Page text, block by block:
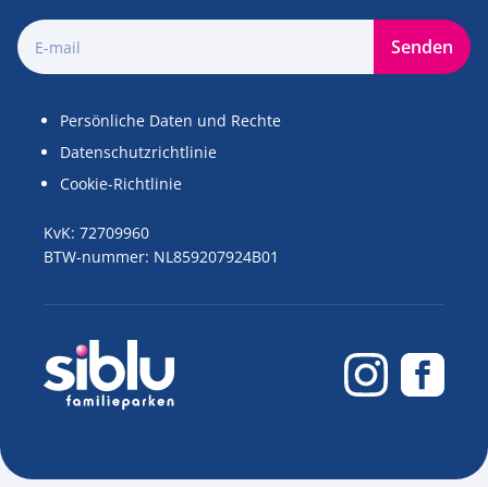
Senden
KvK: 72709960
BTW-nummer: NL859207924B01
Persönliche Daten und Rechte
Datenschutzrichtlinie
Cookie-Richtlinie